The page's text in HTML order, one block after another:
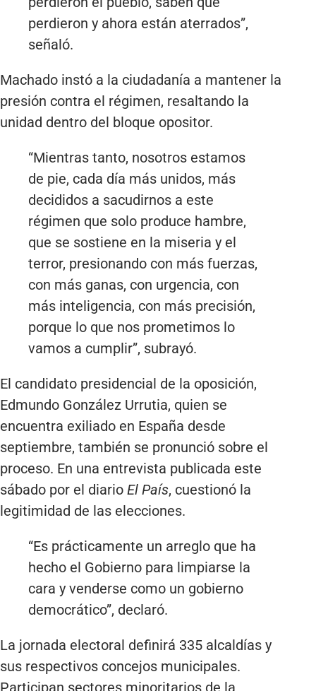
perdieron y ahora están aterrados”,
señaló.
Machado instó a la ciudadanía a mantener la
presión contra el régimen, resaltando la
unidad dentro del bloque opositor.
“Mientras tanto, nosotros estamos
de pie, cada día más unidos, más
decididos a sacudirnos a este
régimen que solo produce hambre,
que se sostiene en la miseria y el
terror, presionando con más fuerzas,
con más ganas, con urgencia, con
más inteligencia, con más precisión,
porque lo que nos prometimos lo
vamos a cumplir”, subrayó.
El candidato presidencial de la oposición,
Edmundo González Urrutia, quien se
encuentra exiliado en España desde
septiembre, también se pronunció sobre el
proceso. En una entrevista publicada este
sábado por el diario El País, cuestionó la
legitimidad de las elecciones.
“Es prácticamente un arreglo que ha
hecho el Gobierno para limpiarse la
cara y venderse como un gobierno
democrático”, declaró.
La jornada electoral definirá 335 alcaldías y
sus respectivos concejos municipales.
Participan sectores minoritarios de la